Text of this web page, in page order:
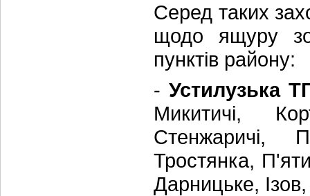
Серед таких
щодо ящуру
пунктів району:
-Устилузька
Микитичі,
Стенжаричі,
Тростянка,
Дарницьке,